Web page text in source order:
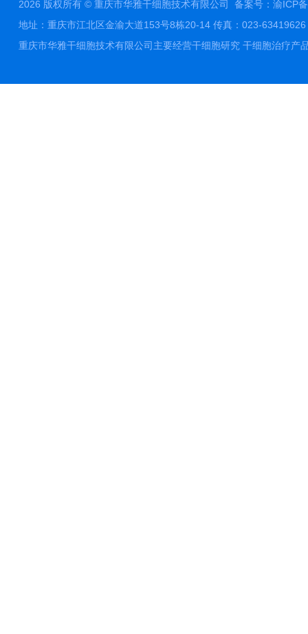
2026 版权所有 © 重庆市华雅干细胞技术有限公司 备案号：渝ICP
地址：重庆市江北区金渝大道153号8栋20-14 传真：023-
重庆市华雅干细胞技术有限公司主要经营干细胞研究 干细胞治疗产